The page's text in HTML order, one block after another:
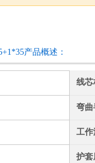
产品概述：
线芯
弯曲
工作
护套